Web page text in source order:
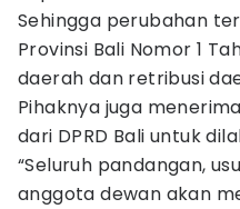
Sehingga perubahan
Provinsi Bali Nomor 1
daerah dan retribusi
Pihaknya juga
dari DPRD Bali untuk
“Seluruh pandangan,
anggota dewan akan